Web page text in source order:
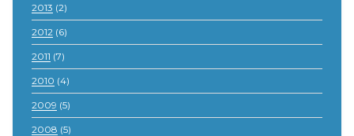
2013 (2)
2012 (6)
2011 (7)
2010 (4)
2009 (5)
2008 (5)